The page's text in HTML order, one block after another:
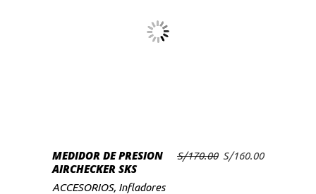
AÑADIR AL CARRITO
MEDIDOR DE PRESION
AIRCHECKER SKS
S/170.00 El
S/160.00El
ACCESORIOS, Infladores